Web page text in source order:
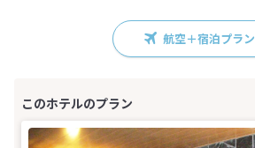
航空＋宿泊プラン